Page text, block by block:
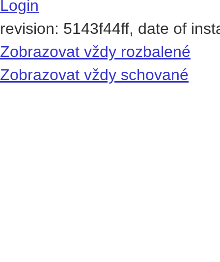
Login
revision: 5143f44ff, date of
Zobrazovat vždy rozbalené
Zobrazovat vždy schované